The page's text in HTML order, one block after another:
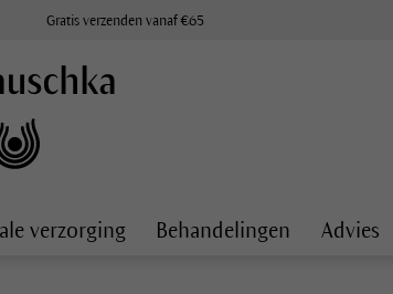
Gratis verzenden vanaf €65
verzorging Behandelingen Advies